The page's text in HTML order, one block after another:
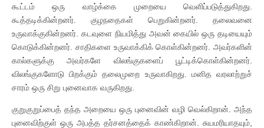
கூட்டம் ஒரு வாழ்க்கை முறையை வெளிப்படுத்துகிறது.
கூத்தடிக்கின்றனர். குழநதைகள் பெறுகின்றனர். தலைவனை
உருவாக்குகின்றனர். கடவுளை நியமித்து அவன் கையில் ஒரு தடியையும்
கொடுக்கின்றனர். சாதிகளை உருவாக்கிக் கொள்கின்றனர். அவர்களின்
கால்களுக்கு அவர்களே விலங்குகளைப் பூட்டிக்கொள்கின்றனர்.
விலங்குகளோடு பிறக்கும் தலைமுறை உருவாகிறது. மனித வரலாற்றுச்
சாரம் ஒரு சிறு புனைவாக வருகிறது.
குறுகுறுப்பைத் தந்த அறையை ஒரு புனைவின் வழி வெல்கிறான். அந்த
புனைவிற்குள் ஒரு அபத்த தர்சனத்தைக் காண்கிறான். சுயமரியாதயும்,